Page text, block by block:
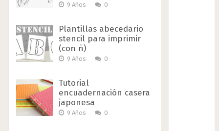
9 Años 0
Plantillas abecedario
stencil para imprimir
(con ñ)
9 Años 0
Tutorial
encuadernación casera
japonesa
9 Años 0